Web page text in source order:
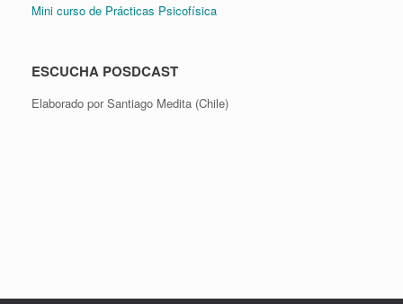
Mini curso de Prácticas Psicofísica
ESCUCHA POSDCAST
Elaborado por Santiago Medita (Chile)